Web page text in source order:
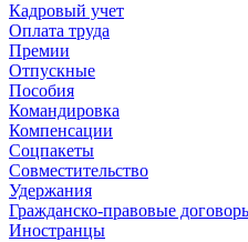
Кадровый учет
Оплата труда
Премии
Отпускные
Пособия
Командировка
Компенсации
Соцпакеты
Совместительство
Удержания
Гражданско-правовые
Иностранцы